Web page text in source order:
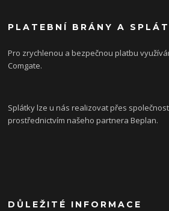
PLATEBNÍ BRÁNY A
Pro zrychlenou a bezpečnou platbu
Comgate.
Splátky lze u nás realizovat přes
prostřednictvím našeho partnera Beplan.
DŮLEŽITÉ INFORMACE